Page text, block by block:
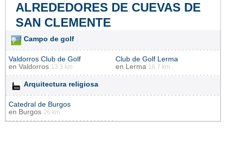
ALREDEDORES DE CUEVAS DE
SAN CLEMENTE
Campo de golf
Valdorros Club de Golf
en Valdorros 13.3 km
Club de Golf Lerma
en Lerma 18.7 km
Arquitectura religiosa
Catedral de Burgos
en Burgos 26 km